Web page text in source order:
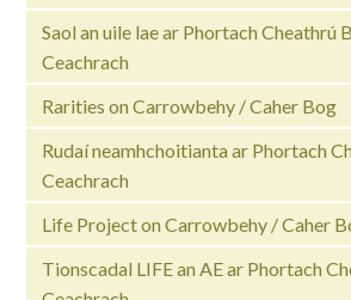
Saol an uile lae ar Phortach Cheathrú
Ceachrach
Rarities on Carrowbehy / Caher Bog
Rudaí neamhchoitianta ar Phortach
Ceachrach
Life Project on Carrowbehy / Caher
Tionscadal LIFE an AE ar Phortach